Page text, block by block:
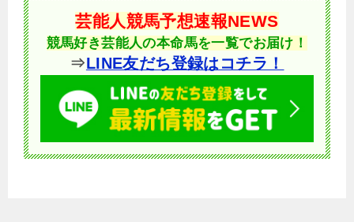
芸能人競馬予想速報NEWS
競馬好き芸能人の本命馬を一覧でお届け！
⇒LINE友だち登録はコチラ！